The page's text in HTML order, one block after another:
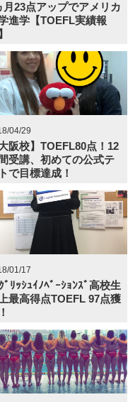
月23点アップでアメリカ
進学【TOEFL実績報
04/29
大阪校】TOEFL80点！12
受講、初めての公式テ
で目標達成！
01/17
ﾞﾘｯｼｭｲﾉﾍﾞｰｼｮﾝｽﾞ高校生
最高得点TOEFL 97点獲